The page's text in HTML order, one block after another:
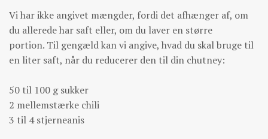
Vi har ikke angivet mængder, fordi det afhænger af, om
du allerede har saft eller, om du laver en større
portion. Til gengæld kan vi angive, hvad du skal bruge til
en liter saft, når du reducerer den til din chutney:
50 til 100 g sukker
2 mellemstærke chili
3 til 4 stjerneanis